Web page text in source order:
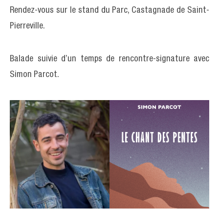
Rendez-vous sur le stand du Parc, Castagnade de Saint-
Pierreville.
Balade suivie d’un temps de rencontre-signature avec
Simon Parcot.